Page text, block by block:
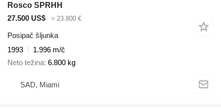
Rosco SPRHH
27.500 US$
≈ 23.800 €
Posipač šljunka
1993
1.996 m/č
Neto težina 6.800 kg
SAD, Miami